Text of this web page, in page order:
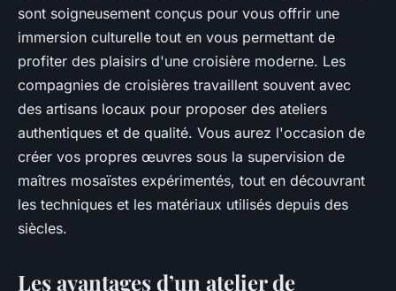
sont soigneusement conçus pour vous offrir une
immersion culturelle tout en vous permettant de
profiter des plaisirs d'une croisière moderne. Les
compagnies de croisières travaillent souvent avec
des artisans locaux pour proposer des ateliers
authentiques et de qualité. Vous aurez l'occasion de
créer vos propres œuvres sous la supervision de
maîtres mosaïstes expérimentés, tout en découvrant
les techniques et les matériaux utilisés depuis des
siècles.
Les avantages d’un atelier de